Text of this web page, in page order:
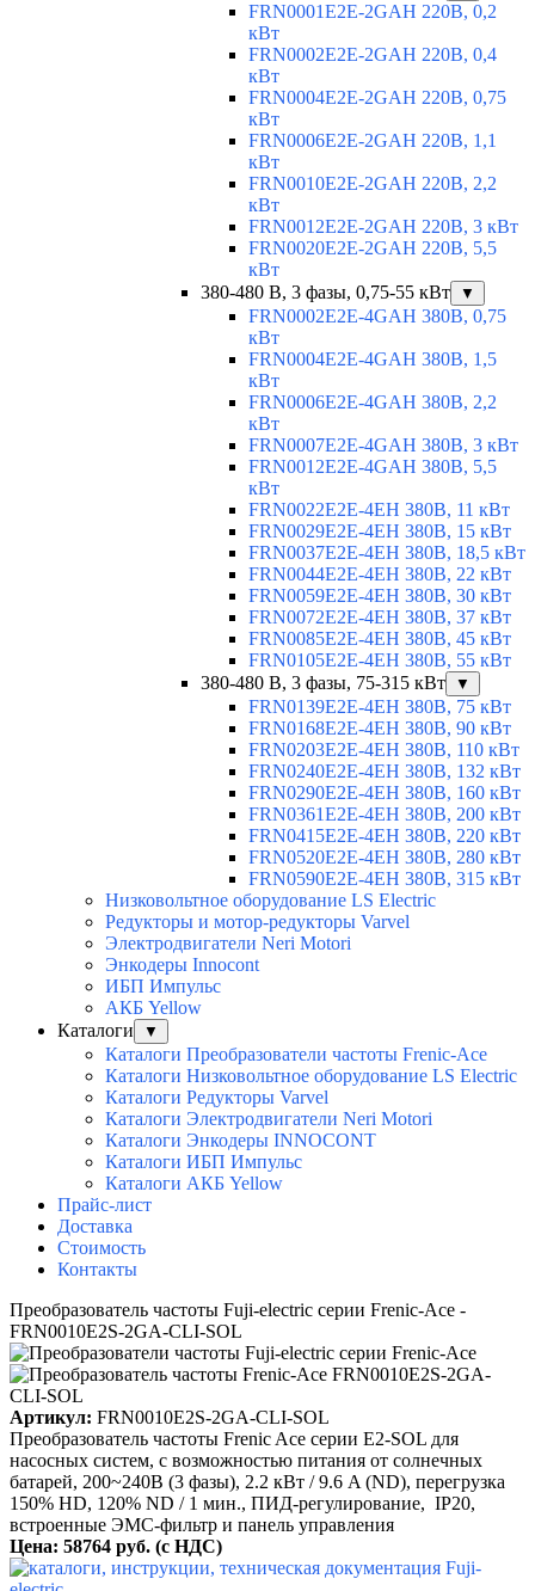
FRN0001E2E-2GAH 220В, 0,2
кВт
FRN0002E2E-2GAH 220В, 0,4
кВт
FRN0004E2E-2GAH 220В, 0,75
кВт
FRN0006E2E-2GAH 220В, 1,1
кВт
FRN0010E2E-2GAH 220В, 2,2
кВт
FRN0012E2E-2GAH 220В, 3 кВт
FRN0020E2E-2GAH 220В, 5,5
кВт
380-480 В, 3 фазы, 0,75-55 кВт
▼
FRN0002E2E-4GAH 380В, 0,75
кВт
FRN0004E2E-4GAH 380В, 1,5
кВт
FRN0006E2E-4GAH 380В, 2,2
кВт
FRN0007E2E-4GAH 380В, 3 кВт
FRN0012E2E-4GAH 380В, 5,5
кВт
FRN0022E2E-4EH 380В, 11 кВт
FRN0029E2E-4EH 380В, 15 кВт
FRN0037E2E-4EH 380В, 18,5 кВт
FRN0044E2E-4EH 380В, 22 кВт
FRN0059E2E-4EH 380В, 30 кВт
FRN0072E2E-4EH 380В, 37 кВт
FRN0085E2E-4EH 380В, 45 кВт
FRN0105E2E-4EH 380В, 55 кВт
380-480 В, 3 фазы, 75-315 кВт
▼
FRN0139E2E-4EH 380В, 75 кВт
FRN0168E2E-4EH 380В, 90 кВт
FRN0203E2E-4EH 380В, 110 кВт
FRN0240E2E-4EH 380В, 132 кВт
FRN0290E2E-4EH 380В, 160 кВт
FRN0361E2E-4EH 380В, 200 кВт
FRN0415E2E-4EH 380В, 220 кВт
FRN0520E2E-4EH 380В, 280 кВт
FRN0590E2E-4EH 380В, 315 кВт
Низковольтное оборудование LS Electric
Редукторы и мотор-редукторы Varvel
Электродвигатели Neri Motori
Энкодеры Innocont
ИБП Импульс
АКБ Yellow
Каталоги
▼
Каталоги Преобразователи частоты Frenic-Ace
Каталоги Низковольтное оборудование LS Electric
Каталоги Редукторы Varvel
Каталоги Электродвигатели Neri Motori
Каталоги Энкодеры INNOCONT
Каталоги ИБП Импульс
Каталоги АКБ Yellow
Прайс-лист
Доставка
Стоимость
Контакты
Преобразователь частоты Fuji-electric серии Frenic-Ace -
FRN0010E2S-2GA-CLI-SOL
Артикул: FRN0010E2S-2GA-CLI-SOL
Преобразователь частоты Frenic Ace серии E2-SOL для
насосных систем, с возможностью питания от солнечных
батарей, 200~240B (3 фазы), 2.2 кВт / 9.6 A (ND), перегрузка
150% HD, 120% ND / 1 мин., ПИД-регулирование, IP20,
встроенные ЭМС-фильтр и панель управления
Цена: 58764 руб. (с НДС)